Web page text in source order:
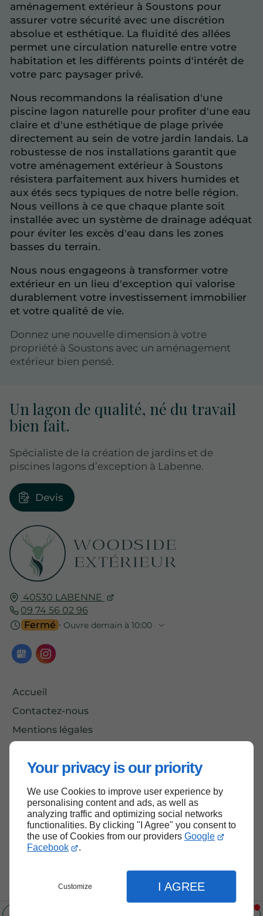
Your privacy is our priority
We use Cookies to improve user experience by
personalising content and ads, as well as
analyzing traffic and optimizing social networks
functionalities. By clicking "I Agree" you consent to
the use of Cookies from our providers Google
Facebook
.
Customize I AGREE
aménagement extérieur à Soustons pour
assurer votre sécurité avec une discrétion
absolue et esthétique. La fluidité des allées
permet une circulation naturelle entre votre
habitation et les différents points d'intérêt de
votre parc paysager privé.
Nous recommandons la réalisation d'une
piscine lagon naturelle pour profiter d'une eau
claire et d'une esthétique de plage privée
directement au sein de votre jardin landais. La
robustesse de nos installations garantit que
votre aménagement extérieur à Soustons
résistera parfaitement aux hivers humides et
aux étés secs typiques de notre belle région.
Nous veillons à ce que chaque plante soit
installée avec un système de drainage adéquat
pour éviter les excès d'eau dans les zones
basses du terrain.
Nous nous engageons à transformer votre
extérieur en un lieu d'exception qui valorise
durablement votre investissement immobilier
et votre qualité de vie.
Donnez une nouvelle dimension à votre
propriété à Soustons avec un aménagement
extérieur bien pensé.
40530 LABENNE
09 74 56 02 96
Fermé ⋅ Ouvre demain à 10:00
Accueil
Contactez-nous
Mentions légales
Un lagon de qualité, né du travail
bien fait.
Spécialiste de la création de jardins et de
piscines lagons d’exception à Labenne.
Devis
Haut de page